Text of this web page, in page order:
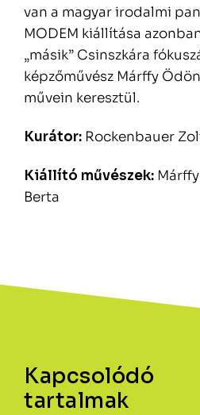
Kapcsolódó
tartalmak
van a magyar irodalmi
MODEM kiállítása
„másik” Csinszkára
képzőművész Márffy
művein keresztül.
Kurátor: Rockenbauer
Kiállító művészek:
Berta